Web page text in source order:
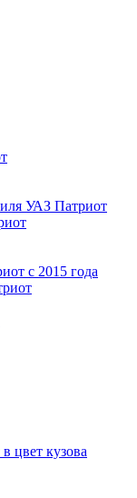
УАЗ Патриот
с 2015 года
цвет кузова